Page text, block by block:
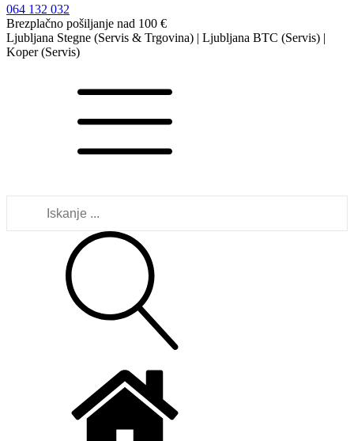
064 132 032
Brezplačno pošiljanje nad 100 €
Ljubljana Stegne (Servis & Trgovina) | Ljubljana BTC (Servis) |
Koper (Servis)